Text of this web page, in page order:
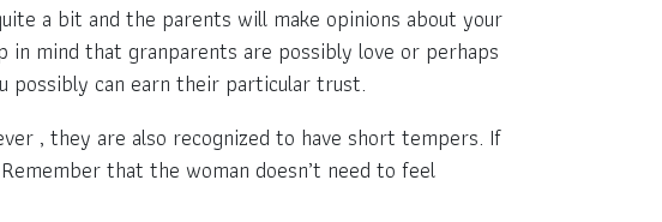
a bit and the parents will make opinions about your
in mind that granparents are possibly love or perhaps
possibly can earn their particular trust.
, they are also recognized to have short tempers. If
that the woman doesn’t need to feel